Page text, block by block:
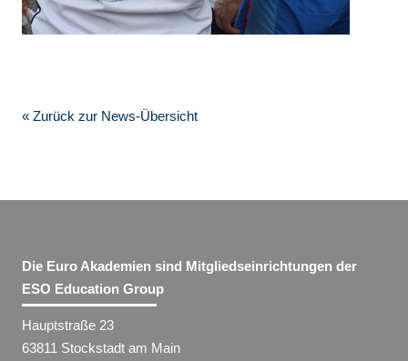
« Zurück zur News-Übersicht
Die Euro Akademien sind Mitgliedseinrichtungen der
ESO Education Group
Hauptstraße 23
63811 Stockstadt am Main